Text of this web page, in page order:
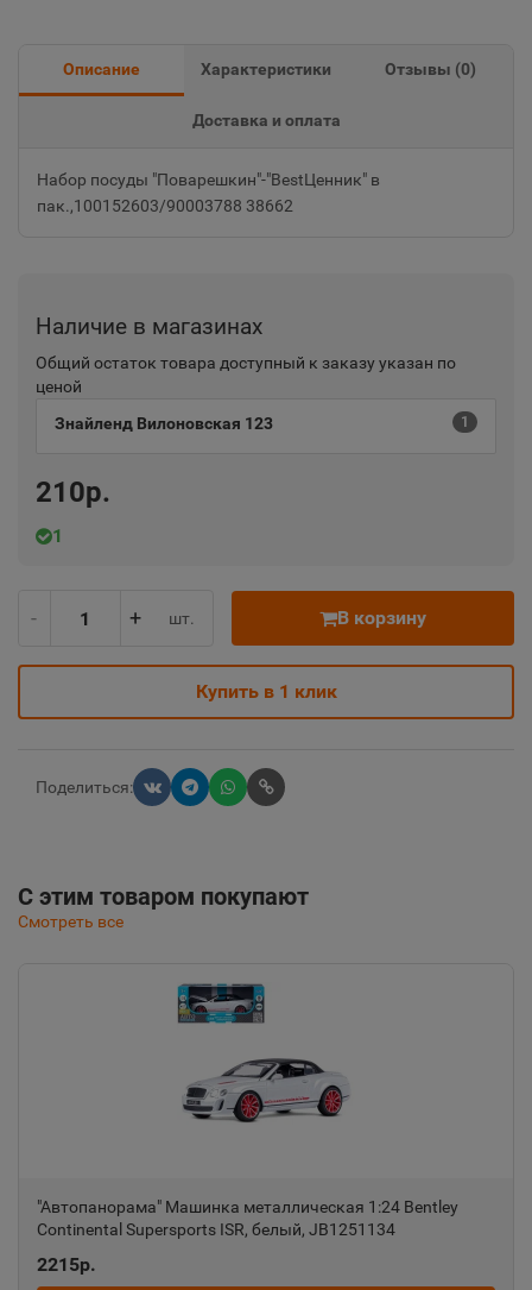
Описание Характеристики Отзывы (0)
Доставка и оплата
Набор посуды "Поварешкин"-"BestЦенник" в
пак.,100152603/90003788 38662
Наличие в магазинах
Общий остаток товара доступный к заказу указан по
ценой
Знайленд Вилоновская 123
1
210р.
1
- + шт. В корзину
Купить в 1 клик
Поделиться:
С этим товаром покупают
Смотреть все
"Автопанорама" Машинка металлическая 1:24 Bentley
Continental Supersports ISR, белый, JB1251134
2215р.